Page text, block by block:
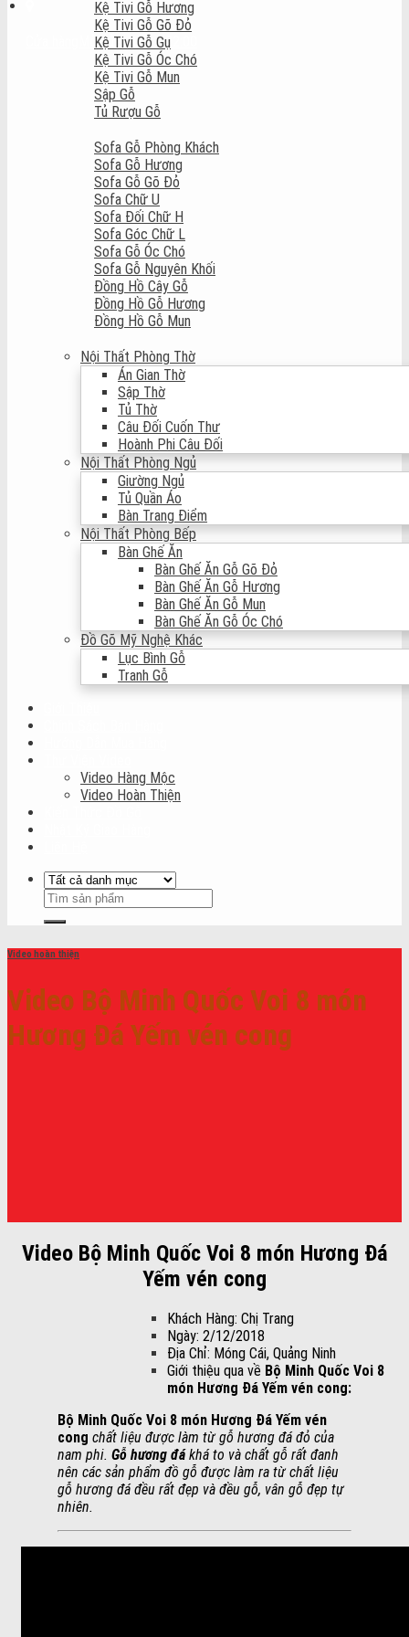
Mở cửa: 8:00 - 22:00
Kệ Tivi Gỗ Hương
Kệ Tivi Gỗ Gõ Đỏ
Kệ Tivi Gỗ Gụ
Kệ Tivi Gỗ Óc Chó
Kệ Tivi Gỗ Mun
Sập Gỗ
Tủ Rượu Gỗ
Sofa Gỗ Phòng Khách
Sofa Gỗ Hương
Sofa Gỗ Gõ Đỏ
Sofa Chữ U
Sofa Đối Chữ H
Sofa Góc Chữ L
Sofa Gỗ Óc Chó
Sofa Gỗ Nguyên Khối
Đồng Hồ Cây Gỗ
Đồng Hồ Gỗ Hương
Đồng Hồ Gỗ Mun
Nội Thất Phòng Thờ
Án Gian Thờ
Sập Thờ
Tủ Thờ
Câu Đối Cuốn Thư
Hoành Phi Câu Đối
Nội Thất Phòng Ngủ
Giường Ngủ
Tủ Quần Áo
Bàn Trang Điểm
Nội Thất Phòng Bếp
Bàn Ghế Ăn
Bàn Ghế Ăn Gỗ Gõ Đỏ
Bàn Ghế Ăn Gỗ Hương
Bàn Ghế Ăn Gỗ Mun
Bàn Ghế Ăn Gỗ Óc Chó
Đồ Gõ Mỹ Nghệ Khác
Lục Bình Gỗ
Tranh Gỗ
Video Hàng Mộc
Video Hoàn Thiện
Video hoàn thiện
Video Bộ Minh Quốc Voi 8 món
Hương Đá Yếm vén cong
Video Bộ Minh Quốc Voi 8 món Hương Đá
Yếm vén cong
Khách Hàng: Chị Trang
Ngày: 2/12/2018
Địa Chỉ: Móng Cái, Quảng Ninh
Giới thiệu qua về Bộ Minh Quốc Voi 8
món Hương Đá Yếm vén cong:
Bộ Minh Quốc Voi 8 món Hương Đá Yếm vén
cong chất liệu được làm từ gỗ hương đá đỏ của
nam phi. Gỗ hương đákhá to và chất gỗ rất đanh
nên các sản phẩm đồ gỗ được làm ra từ chất liệu
gỗ hương đá đều rất đẹp và đều gỗ, vân gỗ đẹp tự
nhiên.